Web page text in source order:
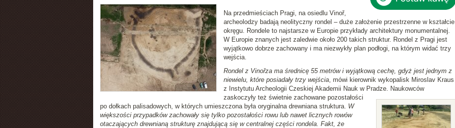
Na przedmieściach Pragi, na osiedlu Vinoř,
archeolodzy badają neolityczny rondel – duże założenie przestrzenne w kształcie
okręgu. Rondele to najstarsze w Europie przykłady architektury monumentalnej.
W Europie znanych jest zaledwie około 200 takich struktur. Rondel z Pragi jest
wyjątkowo dobrze zachowany i ma niezwykły plan podłogi, na którym widać trzy
wejścia.
Rondel z Vinořza ma średnicę 55 metrów i wyjątkową cechę, gdyż jest jednym z
niewielu, które posiadały trzy wejścia, mówi kierownik wykopalisk Miroslav Kraus
z Instytutu Archeologii Czeskiej Akademii Nauk w Pradze. Naukowców
zaskoczyły też świetnie zachowane pozostałości
po dołkach palisadowych, w których umieszczona była oryginalna drewniana struktura. W
większości przypadków zachowały się tylko pozostałości rowu lub nawet licznych rowów
otaczających drewnianą strukturę znajdującą się w centralnej części rondela. Fakt, że